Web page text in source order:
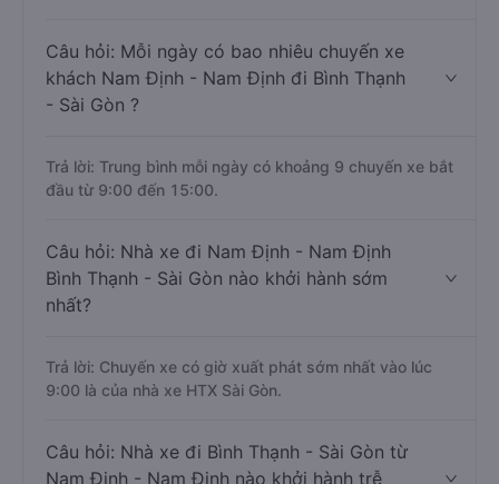
Câu hỏi: Mỗi ngày có bao nhiêu chuyến xe
khách Nam Định - Nam Định đi Bình Thạnh
- Sài Gòn ?
Trả lời: Trung bình mỗi ngày có khoảng 9 chuyến xe bắt
đầu từ 9:00 đến 15:00.
Câu hỏi: Nhà xe đi Nam Định - Nam Định
Bình Thạnh - Sài Gòn nào khởi hành sớm
nhất?
Trả lời: Chuyến xe có giờ xuất phát sớm nhất vào lúc
9:00 là của nhà xe HTX Sài Gòn.
Câu hỏi: Nhà xe đi Bình Thạnh - Sài Gòn từ
Nam Định - Nam Định nào khởi hành trễ